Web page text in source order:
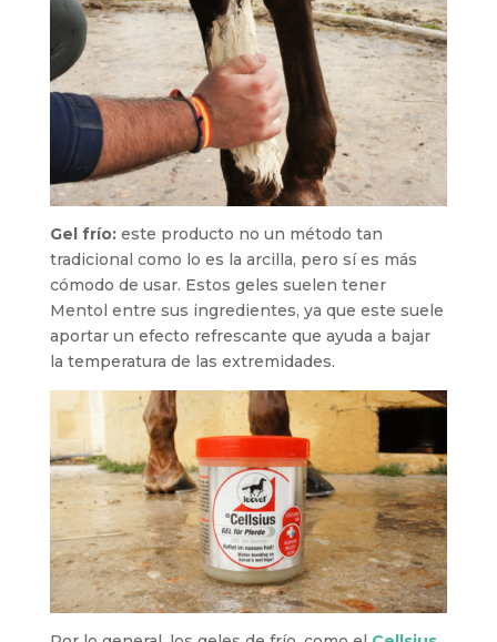
Gel frío: este producto no un método tan
tradicional como lo es la arcilla, pero sí es más
cómodo de usar. Estos geles suelen tener
Mentol entre sus ingredientes, ya que este suele
aportar un efecto refrescante que ayuda a bajar
la temperatura de las extremidades.